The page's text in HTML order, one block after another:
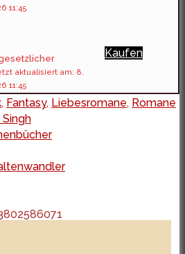
11:45
aktualisiert am: 8.
11:45
Kaufen
, Fantasy, Liebesromane, Romane
Singh